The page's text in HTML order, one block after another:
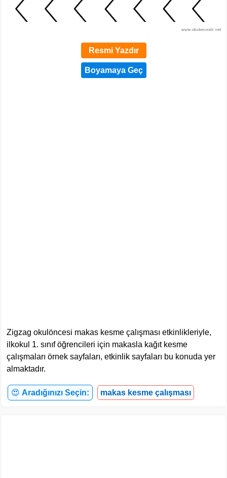
Resmi Yazdır
Zigzag okulöncesi makas kesme çalışması etkinlikleriyle,
ilkokul 1. sınıf öğrencileri için makasla kağıt kesme
çalışmaları örnek sayfaları, etkinlik sayfaları bu konuda yer
almaktadır.
😍 Aradığınızı Seçin: makas kesme çalışması